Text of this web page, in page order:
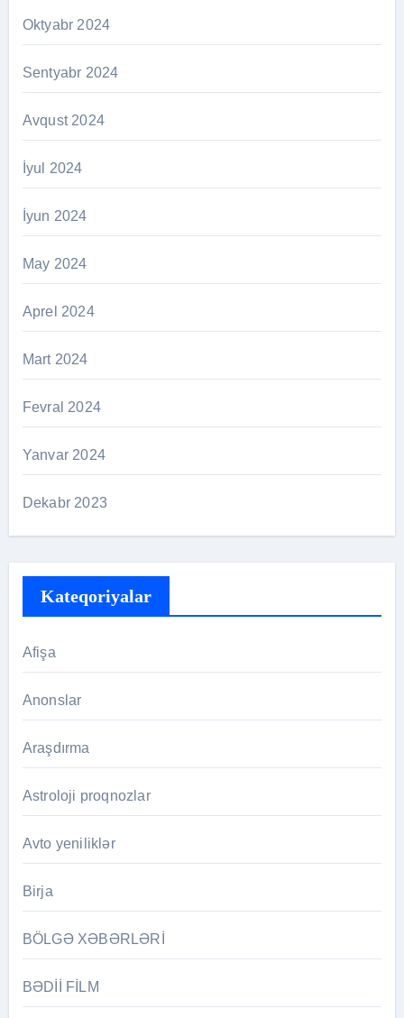
Oktyabr 2024
Sentyabr 2024
Avqust 2024
İyul 2024
İyun 2024
May 2024
Aprel 2024
Mart 2024
Fevral 2024
Yanvar 2024
Dekabr 2023
Kateqoriyalar
Afişa
Anonslar
Araşdırma
Astroloji proqnozlar
Avto yeniliklər
Birja
BÖLGƏ XƏBƏRLƏRİ
BƏDİİ FİLM